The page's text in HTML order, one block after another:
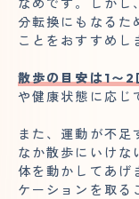
分転換にもなるた
ことをおすすめし
散歩の目安は1〜
や健康状態に応じ
また、運動が不足
なか散歩にいけな
体を動かしてあげ
ケーションを取る